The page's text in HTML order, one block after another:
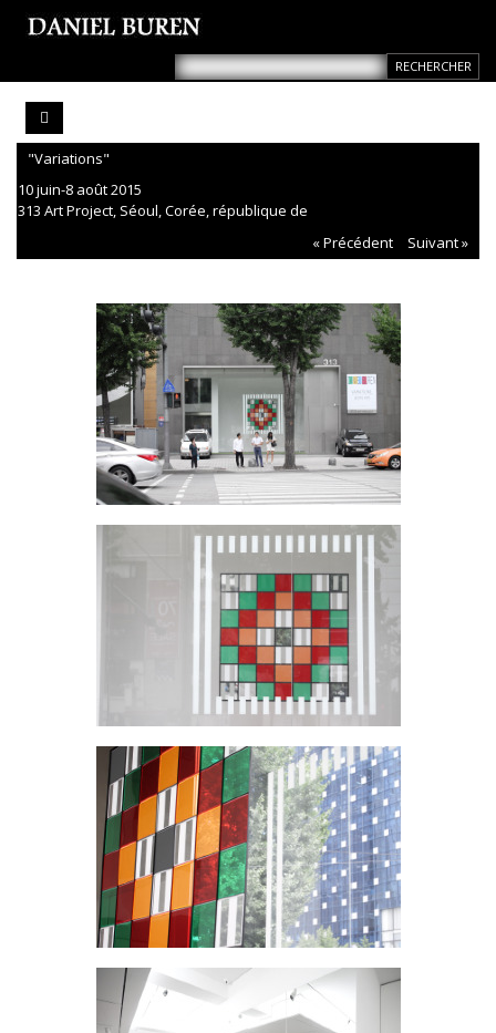
"Variations"
10 juin-8 août 2015
313 Art Project, Séoul, Corée, république de
« Précédent
Suivant »